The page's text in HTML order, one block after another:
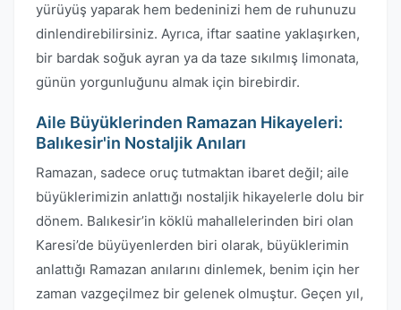
yürüyüş yaparak hem bedeninizi hem de ruhunuzu
dinlendirebilirsiniz. Ayrıca, iftar saatine yaklaşırken,
bir bardak soğuk ayran ya da taze sıkılmış limonata,
günün yorgunluğunu almak için birebirdir.
Aile Büyüklerinden Ramazan Hikayeleri:
Balıkesir'in Nostaljik Anıları
Ramazan, sadece oruç tutmaktan ibaret değil; aile
büyüklerimizin anlattığı nostaljik hikayelerle dolu bir
dönem. Balıkesir’in köklü mahallelerinden biri olan
Karesi’de büyüyenlerden biri olarak, büyüklerimin
anlattığı Ramazan anılarını dinlemek, benim için her
zaman vazgeçilmez bir gelenek olmuştur. Geçen yıl,